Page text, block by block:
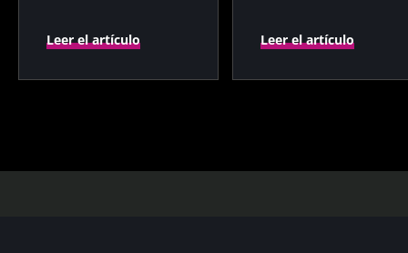
Leer el artículo
Leer el artículo